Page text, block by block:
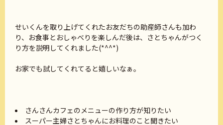
せいくんを取り上げてくれたお友だちの助産師さんも加わ
り、お食事とおしゃべりを楽しんだ後は、さとちゃんがつく
り方を説明してくれました(*^^*)
お家でも試してくれてると嬉しいなぁ。
さんさんカフェのメニューの作り方が知りたい
スーパー主婦さとちゃんにお料理のこと聞きたい